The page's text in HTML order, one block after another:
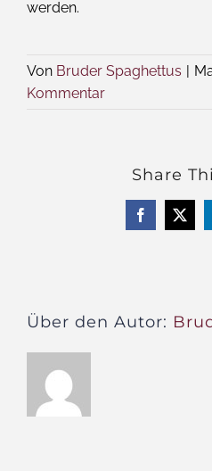
werden.
Von Bruder Spaghettus |
Kommentar
Share
Facebook
X
Über den Autor: